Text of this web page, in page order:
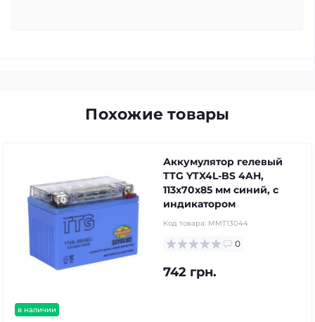
Похожие товары
в наличии
Аккумулятор гелевый
TTG YTX4L-BS 4AH,
113х70х85 мм синий, с
индикатором
Код товара: MMT13044
0
742 грн.